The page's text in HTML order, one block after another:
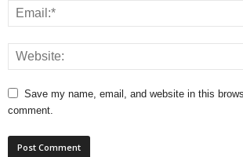
Save my name, email, and website in this
comment.